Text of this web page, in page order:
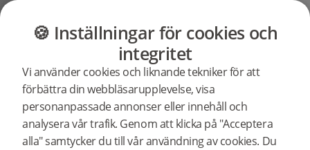
MÖBLER BUTIK OUTLET
🍪 Inställningar för cookies och
integritet
Vi använder cookies och liknande tekniker för att
förbättra din webbläsarupplevelse, visa
personanpassade annonser eller innehåll och
analysera vår trafik. Genom att klicka på "Acceptera
alla" samtycker du till vår användning av cookies. Du
Sök efter
support för
en specifik
produkt
346020 Woodura Planks EKERED 3.0 XL
Support Produktsupport
Woodura Planks 3.0 - Pro Mattlack / Borstad Mattlack